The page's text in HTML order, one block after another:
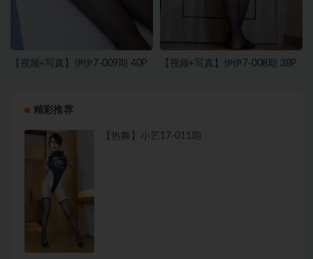
【视频+写真】伊伊7-009期 40P 【视频+写真】伊伊7-008期 38P
精彩推荐
【热舞】小艺17-011期